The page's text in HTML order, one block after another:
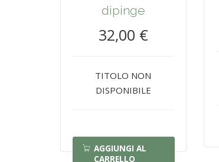
dipinge
32,00 €
TITOLO NON
DISPONIBILE
AGGIUNGI AL
CARRELLO